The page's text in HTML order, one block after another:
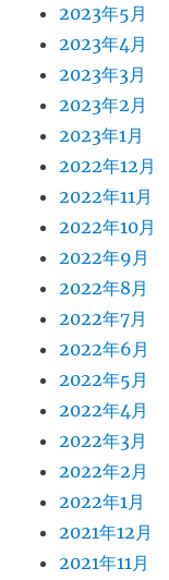
2023年5月
2023年4月
2023年3月
2023年2月
2023年1月
2022年12月
2022年11月
2022年10月
2022年9月
2022年8月
2022年7月
2022年6月
2022年5月
2022年4月
2022年3月
2022年2月
2022年1月
2021年12月
2021年11月